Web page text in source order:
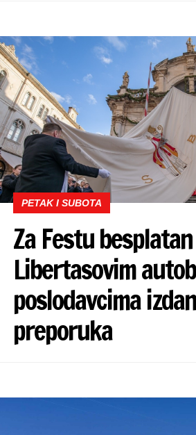
PETAK I SUBOTA
Za Festu
Libertasovim
poslodavcima
preporuka